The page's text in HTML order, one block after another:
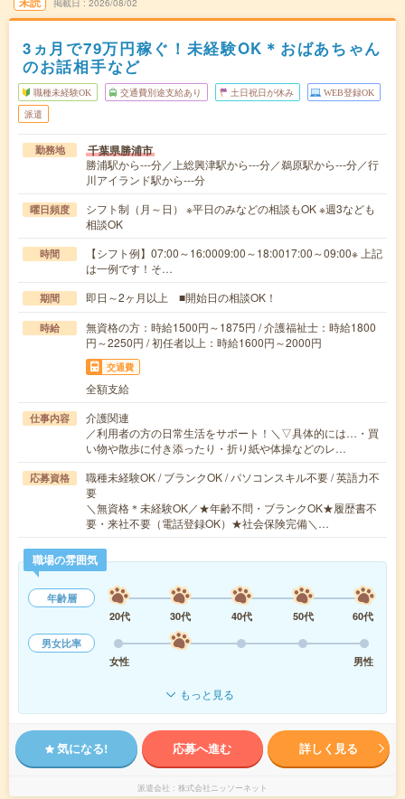
掲載日 2026/08/02
3ヵ月で79万円稼ぐ！未経験OK＊おばあちゃん
のお話相手など
職種未経験OK 交通費別途支給あり 土日祝日が休み WEB登録OK
派遣
勤務地 千葉県勝浦市
勝浦駅から---分／上総興津駅から---分／鵜原駅から---分／行
川アイランド駅から---分
曜日頻度
シフト制（月～日） ※平日のみなどの相談もOK ※週3なども
相談OK
時間
【シフト例】07:00～16:0009:00～18:0017:00～09:00※ 上記
は一例です！そ…
期間 即日～2ヶ月以上 ■開始日の相談OK！
時給
無資格の方：時給1500円～1875円 / 介護福祉士：時給1800
円～2250円 / 初任者以上：時給1600円～2000円
交通費
全額支給
仕事内容
介護関連
／利用者の方の日常生活をサポート！＼▽具体的には…・買
い物や散歩に付き添ったり・折り紙や体操などのレ…
応募資格
職種未経験OK / ブランクOK / パソコンスキル不要 / 英語力不
要
＼無資格＊未経験OK／★年齢不問・ブランクOK★履歴書不
要・来社不要（電話登録OK）★社会保険完備＼…
職場の雰囲気
年齢層
20代
30代 40代 50代
60代
男女比率
女性
男性
もっと見る
気になる! 応募へ進む 詳しく見る
派遣会社 株式会社ニッソーネット